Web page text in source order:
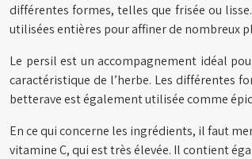
différentes formes, telles que frisée ou
utilisées entières pour affiner de nombreux
Le persil est un accompagnement idéal
caractéristique de l’herbe. Les différentes
betterave est également utilisée comme
En ce qui concerne les ingrédients, il faut
vitamine C, qui est très élevée. Il contient